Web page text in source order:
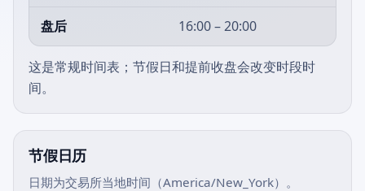
盘后 16:00 – 20:00
这是常规时间表；节假日和提前收盘会改变时段时
间。
节假日历
日期为交易所当地时间（America/New_York）。